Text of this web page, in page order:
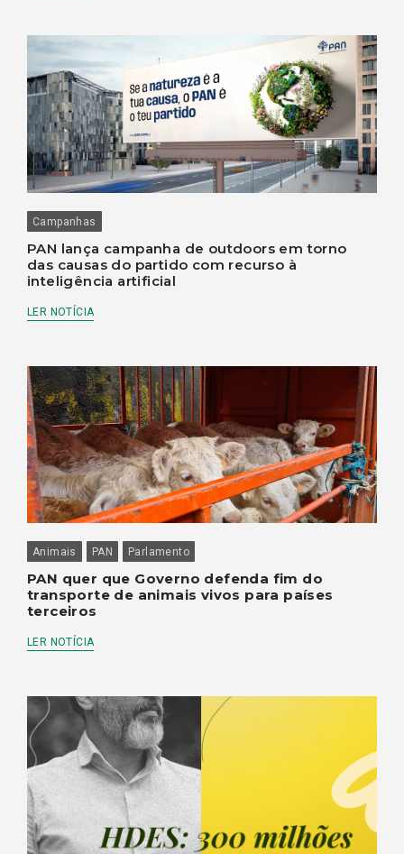
Campanhas
PAN lança campanha de outdoors em torno
das causas do partido com recurso à
inteligência artificial
LER NOTÍCIA
Animais PAN Parlamento
PAN quer que Governo defenda fim do
transporte de animais vivos para países
terceiros
LER NOTÍCIA